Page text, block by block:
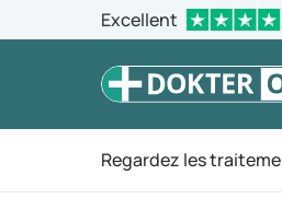
Excellent
Regardez les